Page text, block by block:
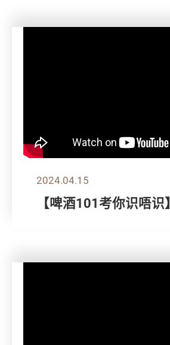
2024.04.15
【啤酒101考你识唔识】